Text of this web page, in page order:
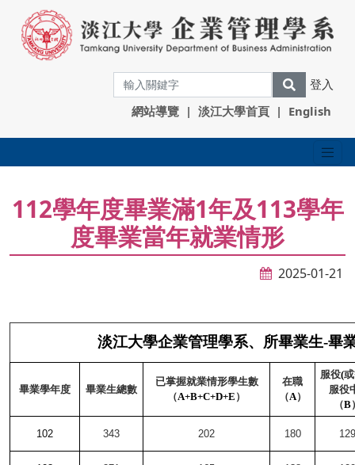
登入
網站導覽 | 淡江大學首頁 | English
112學年度畢業滿1年及113學年
度畢業當年就業情形
2025-01-21
淡江大學企業管理學系、所畢業生-畢
畢業學年度 畢業生總數
已掌握就業情形學生數
（A+B+C+D+E ）
在職
（A）
服役(
服役
（B
102 343 202 180 129